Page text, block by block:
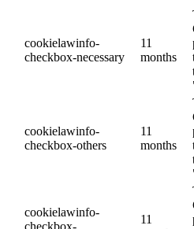
cookielawinfo-
checkbox-necessary
11
months
cookielawinfo-
checkbox-others
11
months
cookielawinfo-
11